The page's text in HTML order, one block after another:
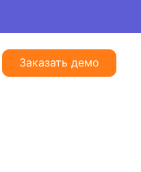
Заказать демо